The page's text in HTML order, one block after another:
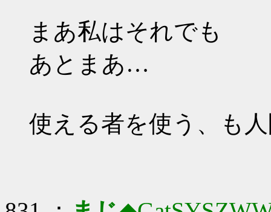
まあ私はそれでも
あとまあ…
使える者を使う、も